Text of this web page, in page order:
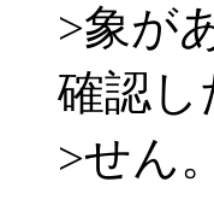
>象が
確認
>せん。